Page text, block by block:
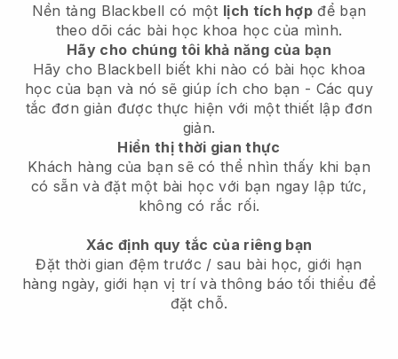
Nền tảng Blackbell có một lịch tích hợp để bạn
theo dõi các bài học khoa học của mình.
Hãy cho chúng tôi khả năng của bạn
Hãy cho Blackbell biết khi nào có bài học khoa
học của bạn và nó sẽ giúp ích cho bạn - Các quy
tắc đơn giản được thực hiện với một thiết lập đơn
giản.
Hiển thị thời gian thực
Khách hàng của bạn sẽ có thể nhìn thấy khi bạn
có sẵn và đặt một bài học với bạn ngay lập tức,
không có rắc rối.
Xác định quy tắc của riêng bạn
Đặt thời gian đệm trước / sau bài học, giới hạn
hàng ngày, giới hạn vị trí và thông báo tối thiểu để
đặt chỗ.